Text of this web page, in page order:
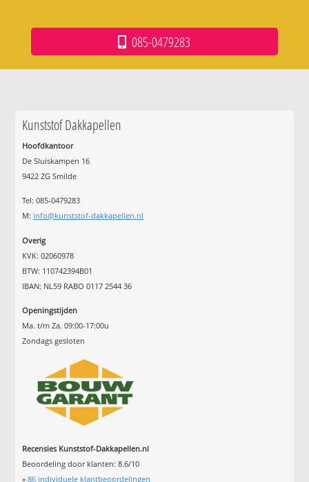
085-0479283
Kunststof Dakkapellen
Hoofdkantoor
De Sluiskampen 16
9422 ZG Smilde
Tel: 085-0479283
M: info@kunststof-dakkapellen.nl
Overig
KVK: 02060978
BTW: 110742394B01
IBAN: NL59 RABO 0117 2544 36
Openingstijden
Ma. t/m Za. 09:00-17:00u
Zondags gesloten
Recensies Kunststof-Dakkapellen.nl
Beoordeling door klanten:8.6/10
»86 individuele klantbeoordelingen